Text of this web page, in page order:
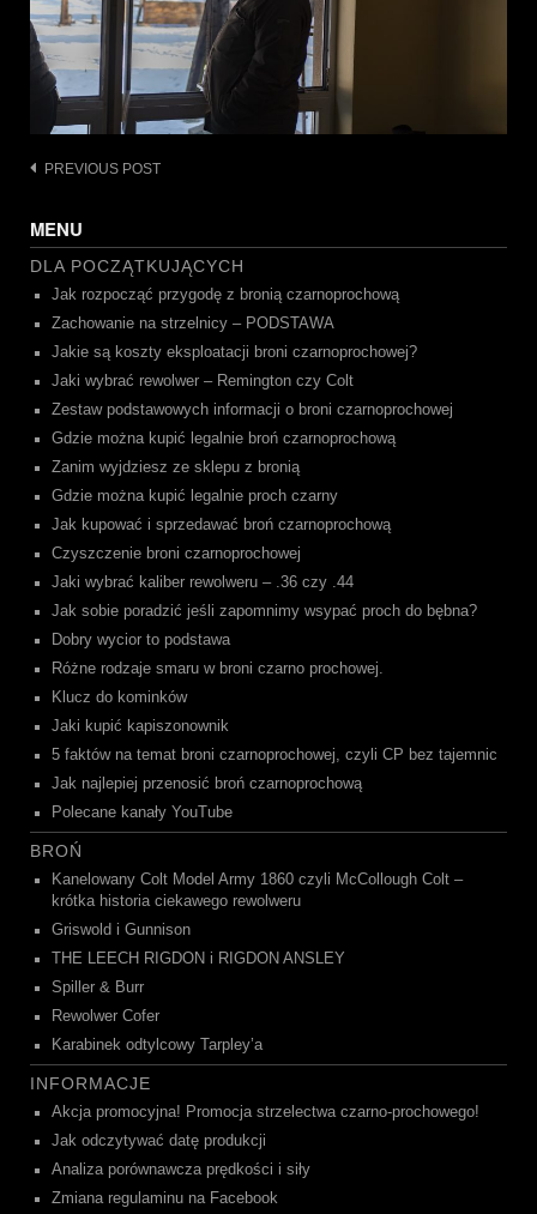
Post
PREVIOUS POST
MENU
DLA POCZĄTKUJĄCYCH
Jak rozpocząć przygodę z bronią czarnoprochową
Zachowanie na strzelnicy – PODSTAWA
Jakie są koszty eksploatacji broni czarnoprochowej?
Jaki wybrać rewolwer – Remington czy Colt
Zestaw podstawowych informacji o broni czarnoprochowej
Gdzie można kupić legalnie broń czarnoprochową
Zanim wyjdziesz ze sklepu z bronią
Gdzie można kupić legalnie proch czarny
Jak kupować i sprzedawać broń czarnoprochową
Czyszczenie broni czarnoprochowej
Jaki wybrać kaliber rewolweru – .36 czy .44
Jak sobie poradzić jeśli zapomnimy wsypać proch do bębna?
Dobry wycior to podstawa
Różne rodzaje smaru w broni czarno prochowej.
Klucz do kominków
Jaki kupić kapiszonownik
5 faktów na temat broni czarnoprochowej, czyli CP bez tajemnic
Jak najlepiej przenosić broń czarnoprochową
Polecane kanały YouTube
BROŃ
Kanelowany Colt Model Army 1860 czyli McCollough Colt –
krótka historia ciekawego rewolweru
Griswold i Gunnison
THE LEECH RIGDON i RIGDON ANSLEY
Spiller & Burr
Rewolwer Cofer
Karabinek odtylcowy Tarpley’a
INFORMACJE
Akcja promocyjna! Promocja strzelectwa czarno-prochowego!
Jak odczytywać datę produkcji
Analiza porównawcza prędkości i siły
Zmiana regulaminu na Facebook